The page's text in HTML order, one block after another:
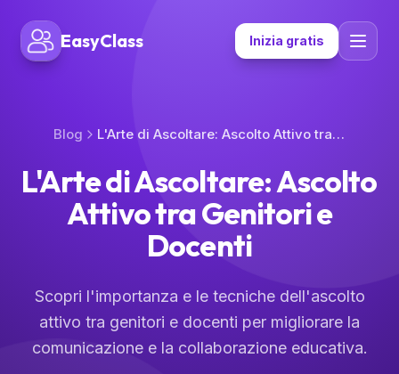
EasyClass Inizia gratis
Blog L'Arte di Ascoltare: Ascolto Attivo tra Genitori e Docenti
L'Arte di Ascoltare: Ascolto
Attivo tra Genitori e
Docenti
Scopri l'importanza e le tecniche dell'ascolto
attivo tra genitori e docenti per migliorare la
comunicazione e la collaborazione educativa.